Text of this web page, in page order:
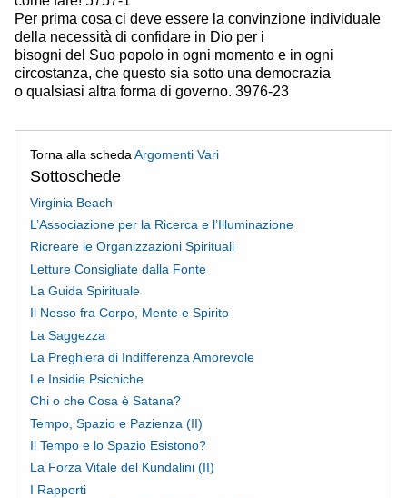
Per prima cosa ci deve essere la convinzione individuale
della necessità di confidare in Dio per i
bisogni del Suo popolo in ogni momento e in ogni
circostanza, che questo sia sotto una democrazia
o qualsiasi altra forma di governo. 3976-23
Torna alla scheda Argomenti Vari
Sottoschede
Virginia Beach
L’Associazione per la Ricerca e l’Illuminazione
Ricreare le Organizzazioni Spirituali
Letture Consigliate dalla Fonte
La Guida Spirituale
Il Nesso fra Corpo, Mente e Spirito
La Saggezza
La Preghiera di Indifferenza Amorevole
Le Insidie Psichiche
Chi o che Cosa è Satana?
Tempo, Spazio e Pazienza (II)
Il Tempo e lo Spazio Esistono?
La Forza Vitale del Kundalini (II)
I Rapporti